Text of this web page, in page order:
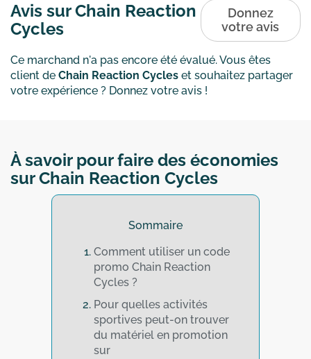
Avis sur Chain Reaction
Cycles
Donnez
votre avis
Ce marchand n'a pas encore été évalué. Vous êtes
client de Chain Reaction Cycles et souhaitez partager
votre expérience ? Donnez votre avis !
À savoir pour faire des économies
sur Chain Reaction Cycles
Sommaire
Comment utiliser un code
promo Chain Reaction
Cycles ?
Pour quelles activités
sportives peut-on trouver
du matériel en promotion
sur